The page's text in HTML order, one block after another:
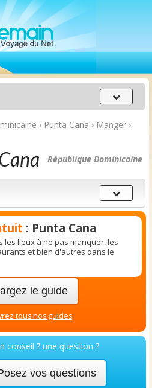
Menu
principal
› Punta Cana › Manger ›
République Dominicaine
Sections
du
guide
: Punta Cana
les lieux à ne pas manquer, les
et bien d'autres dans le
le guide
tous nos guides
conseil ? une question ?
vos questions